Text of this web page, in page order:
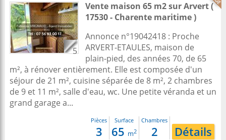
5
Vente maison 65 m2surArvert(
17530 - Charente maritime )
Annonce n°19042418 : Proche
ARVERT-ETAULES, maison de
plain-pied, des années 70, de 65
m², à rénover entièrement. Elle est composée d'un
séjour de 21 m², cuisine séparée de 8 m², 2 chambres
de 9 et 11 m², salle d'eau, wc. Une petite véranda et un
grand garage a...
Pièces
3
Surface
65 m2
Chambres
2 Détails